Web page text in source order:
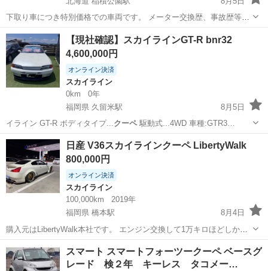
下取り車につき特別価格での車両です。 メーター交換歴、事故歴等詳
細不明な為、現状確認後の購入をお勧めします。 是非ご連絡、お確か
め下さい(^^) <気まぐれセール> ３５万円→３０万円 気まぐれでやめま
す。お問い合わせいただ...
北海道 札幌市 稲積公園駅 RX-8 30万
【現社確認】スカイラインGT-R bnr32
4,600,000円
オンライン決済
スカイライン
0km
0年
福岡県 久留米駅
8月5日
イライン GT-R ボディタイプ...クーペ 駆動式...4WD 車種:GTR3…
福岡 久留米市 久留米駅 スカイライン
日産 V36スカイラインクーペ LibertyWalk
800,000円
オンライン決済
スカイライン
100,000km
2019年
福岡県 橋本駅
8月4日
購入元はLibertyWalk本社です。 エンジン交換して1万キロほどしか乗
っておりません 油脂類全て交換しメンテしております 外装割れありま
すが直せます その際は追加でお値段いただきます(10万前後) 総額90万
を考えて...
福岡 福岡市 橋本駅 スカイライン エンジン
スマート スマートフォーツークーペ ベースグ
レード 検２年 キーレス タコメー…